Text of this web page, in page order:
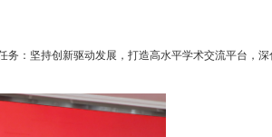
：坚持创新驱动发展，打造高水平学术交流平台，深